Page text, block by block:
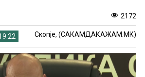
2172
Скопје, (САКАМДАКАЖАМ.МК)